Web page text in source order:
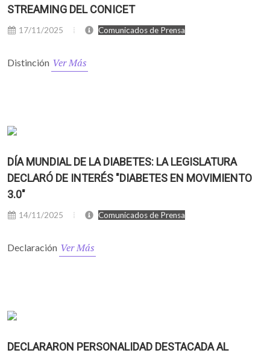
STREAMING DEL CONICET
17/11/2025 Comunicados de Prensa
Distinción Ver Más
DÍA MUNDIAL DE LA DIABETES: LA LEGISLATURA
DECLARÓ DE INTERÉS "DIABETES EN MOVIMIENTO
3.0"
14/11/2025 Comunicados de Prensa
Declaración Ver Más
DECLARARON PERSONALIDAD DESTACADA AL